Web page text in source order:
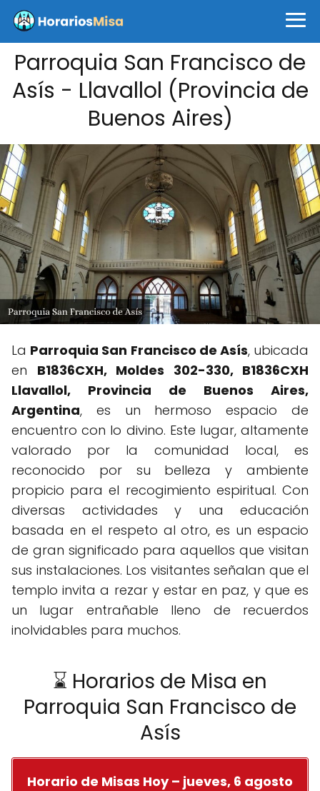
Parroquia San Francisco de
Asís - Llavallol (Provincia de
Buenos Aires)
La Parroquia San Francisco de Asís, ubicada
en B1836CXH, Moldes 302-330, B1836CXH
Llavallol, Provincia de Buenos Aires,
Argentina, es un hermoso espacio de
encuentro con lo divino. Este lugar, altamente
valorado por la comunidad local, es
reconocido por su belleza y ambiente
propicio para el recogimiento espiritual. Con
diversas actividades y una educación
basada en el respeto al otro, es un espacio
de gran significado para aquellos que visitan
sus instalaciones. Los visitantes señalan que el
templo invita a rezar y estar en paz, y que es
un lugar entrañable lleno de recuerdos
inolvidables para muchos.
⌛ Horarios de Misa en
Parroquia San Francisco de
Asís
Horario de Misas Hoy – jueves, 6 agosto